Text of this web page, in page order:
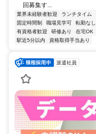
回募集す...
業界未経験者歓迎 ランチタイム
固定時間制
職場見学可 転勤なし
有資格者歓迎
研修あり 在宅OK
駅近5分以内
資格取得手当あり
派遣社員